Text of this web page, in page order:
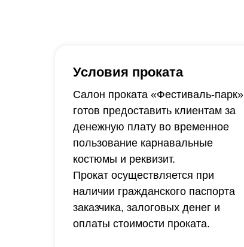
Условия проката
Салон проката «Фестиваль-парк»
готов предоставить клиентам за
денежную плату во временное
пользование карнавальные
костюмы и реквизит.
Прокат осуществляется при
наличии гражданского паспорта
заказчика, залоговых денег и
оплаты стоимости проката.